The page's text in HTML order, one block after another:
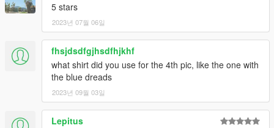
5 stars
2023년 07월 06일
fhsjdsdfgjhsdfhjkhf
what shirt did you use for the 4th pic, like the one with
the blue dreads
2023년 09월 03일
Lepitus